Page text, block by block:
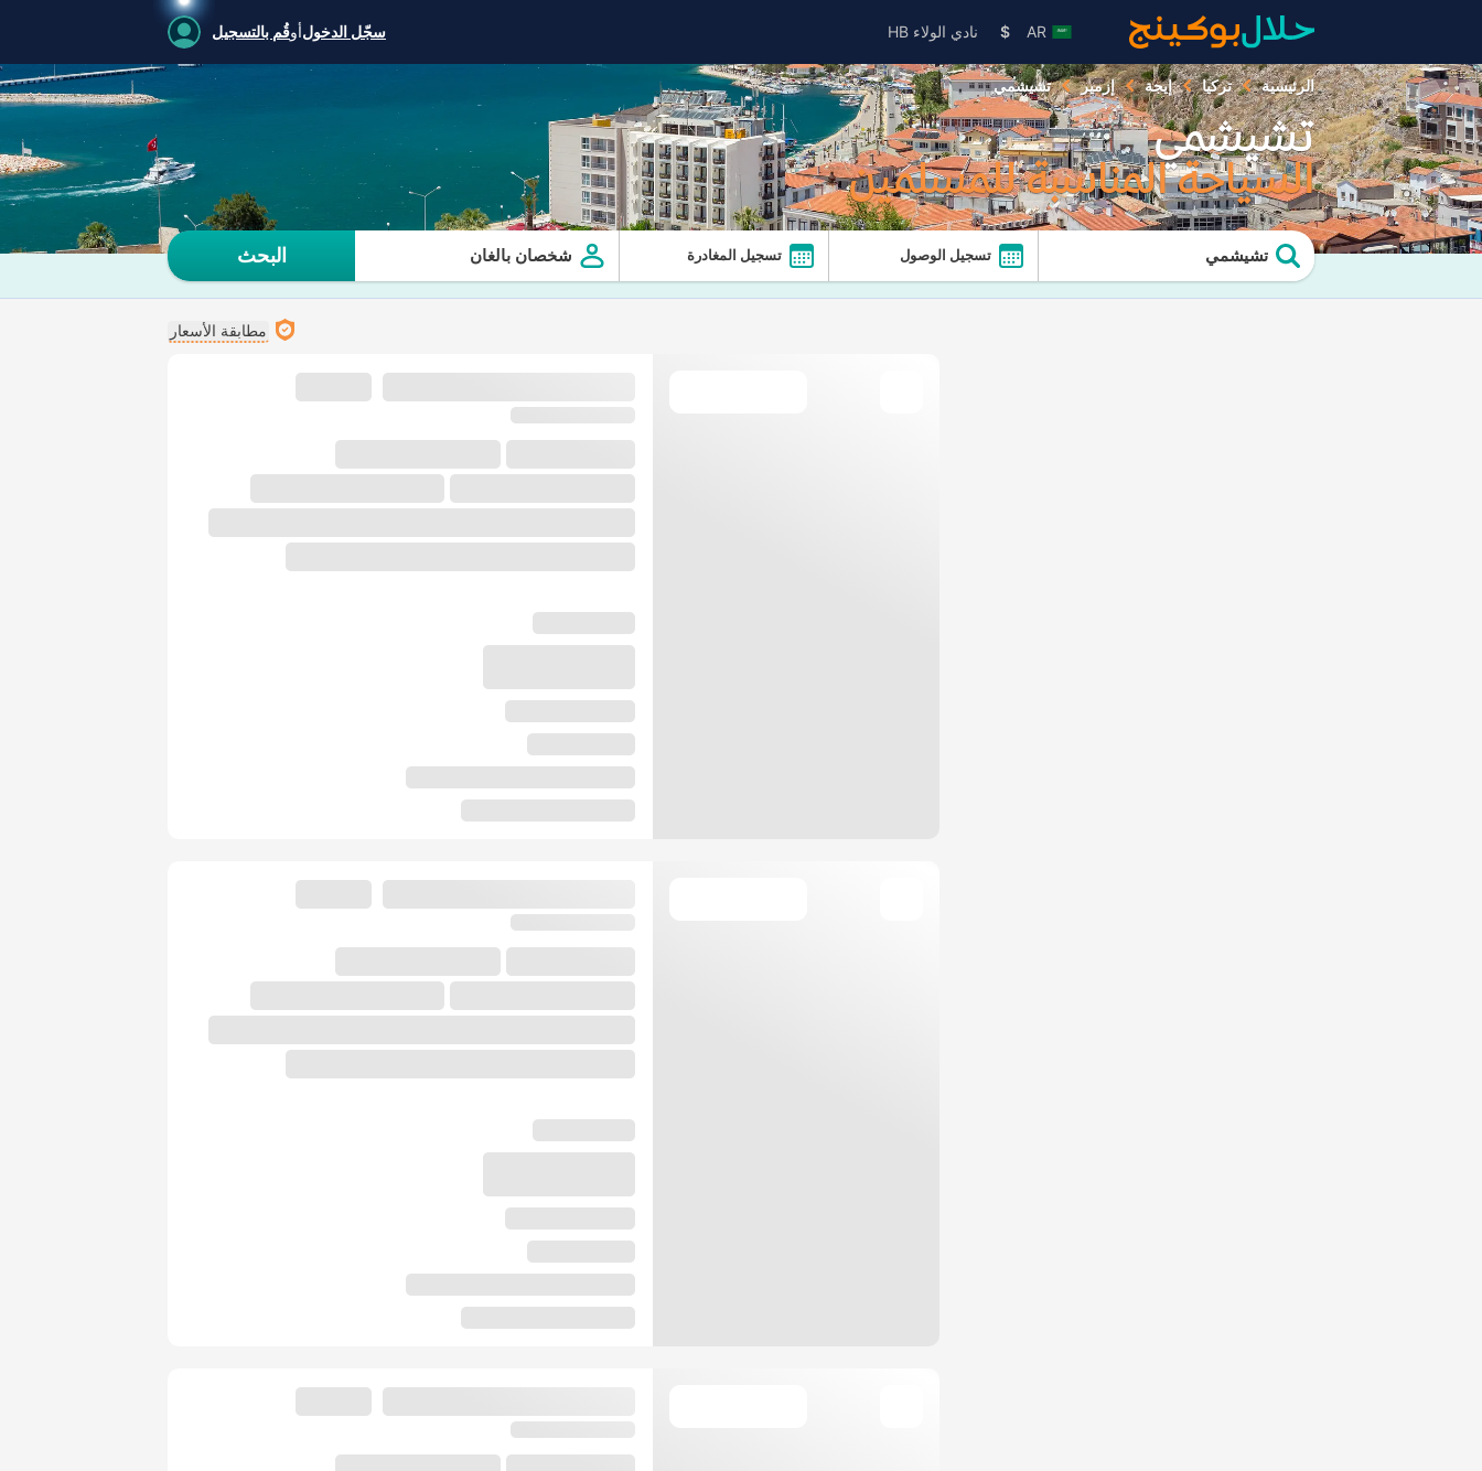
AR
$ نادي الولاء HB سجّل الدخولأوقُم بالتسجيل
الرئيسية تركيا إيجة إزمير تشيشمي
تشيشمي
السياحة المناسبة للمسلمين
تشيشمي تسجيل الوصول تسجيل المغادرة شخصان بالغان البحث
مطابقة الأسعار